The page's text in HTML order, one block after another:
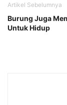
Artikel Sebelumnya
​Burung Juga
Untuk Hidup